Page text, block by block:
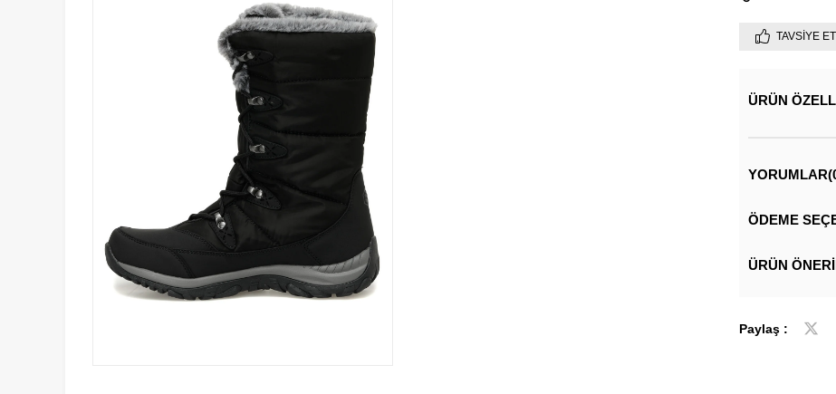
TAVSIYE ET
ÜRÜN
YORUMLAR
ÖDEME
ÜRÜN
Paylaş :